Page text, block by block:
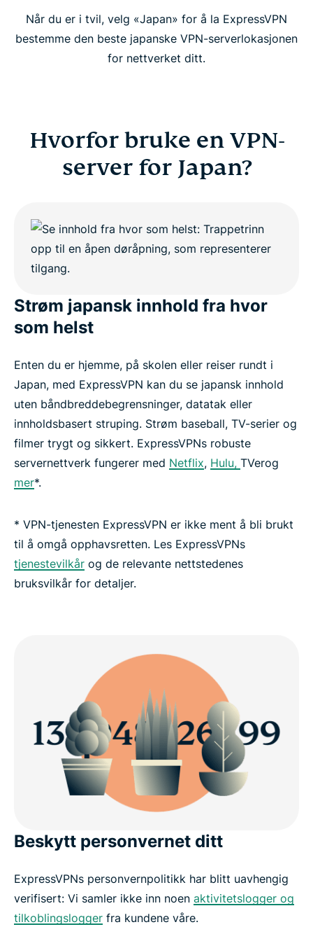
Når du er i tvil, velg «Japan» for å la ExpressVPN
bestemme den beste japanske VPN-serverlokasjonen
for nettverket ditt.
Hvorfor bruke en VPN-
server for Japan?
Strøm japansk innhold fra hvor
som helst
Enten du er hjemme, på skolen eller reiser rundt i
Japan, med ExpressVPN kan du se japansk innhold
uten båndbreddebegrensninger, datatak eller
innholdsbasert struping. Strøm baseball, TV-serier og
filmer trygt og sikkert. ExpressVPNs robuste
servernettverk fungerer med Netflix, Hulu, TVerog
mer*.
* VPN-tjenesten ExpressVPN er ikke ment å bli brukt
til å omgå opphavsretten. Les ExpressVPNs
tjenestevilkår og de relevante nettstedenes
bruksvilkår for detaljer.
Beskytt personvernet ditt
ExpressVPNs personvernpolitikk har blitt uavhengig
verifisert: Vi samler ikke inn noen aktivitetslogger og
tilkoblingslogger fra kundene våre.